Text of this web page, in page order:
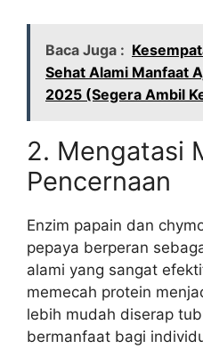
Baca Juga :
Sehat Alami Manfaat
2025 (Segera Ambil
2. Mengatasi
Pencernaan
Enzim papain dan
pepaya berperan
alami yang sangat
memecah protein
lebih mudah diserap
bermanfaat bagi